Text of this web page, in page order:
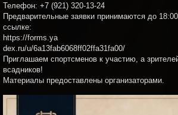
Телефон: +7 (921) 320-13-24
Предварительные заявки принимаются до
ссылке:
https://forms.ya
dex.ru/u/6a13fab6068ff02ffa31fa00/
Приглашаем спортсменов к участию, а
всадников!
Материалы предоставлены организаторами.